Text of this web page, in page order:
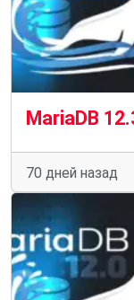
70 дней назад